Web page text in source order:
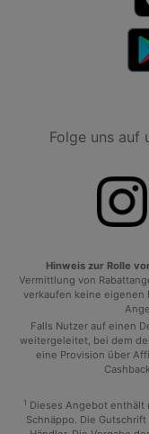
Folge uns auf
Hinweis zur Rolle
Vermittlung von
verkaufen keine eigenen
Falls Nutzer auf einen
weitergeleitet, bei dem
eine Provision über
1 Dieses Angebot enthält
Schnäppo. Die